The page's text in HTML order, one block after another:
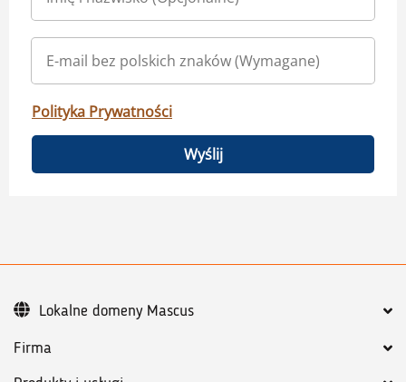
Polityka Prywatności
Wyślij
Firma
Lokalne domeny Mascus